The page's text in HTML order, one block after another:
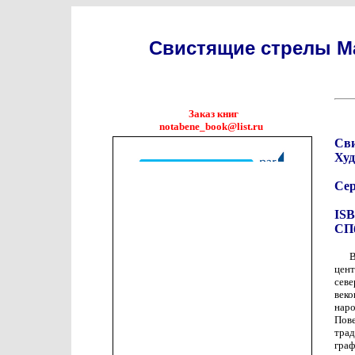
Свистящие стрелы
Заказ книг
notabene_book@list.ru